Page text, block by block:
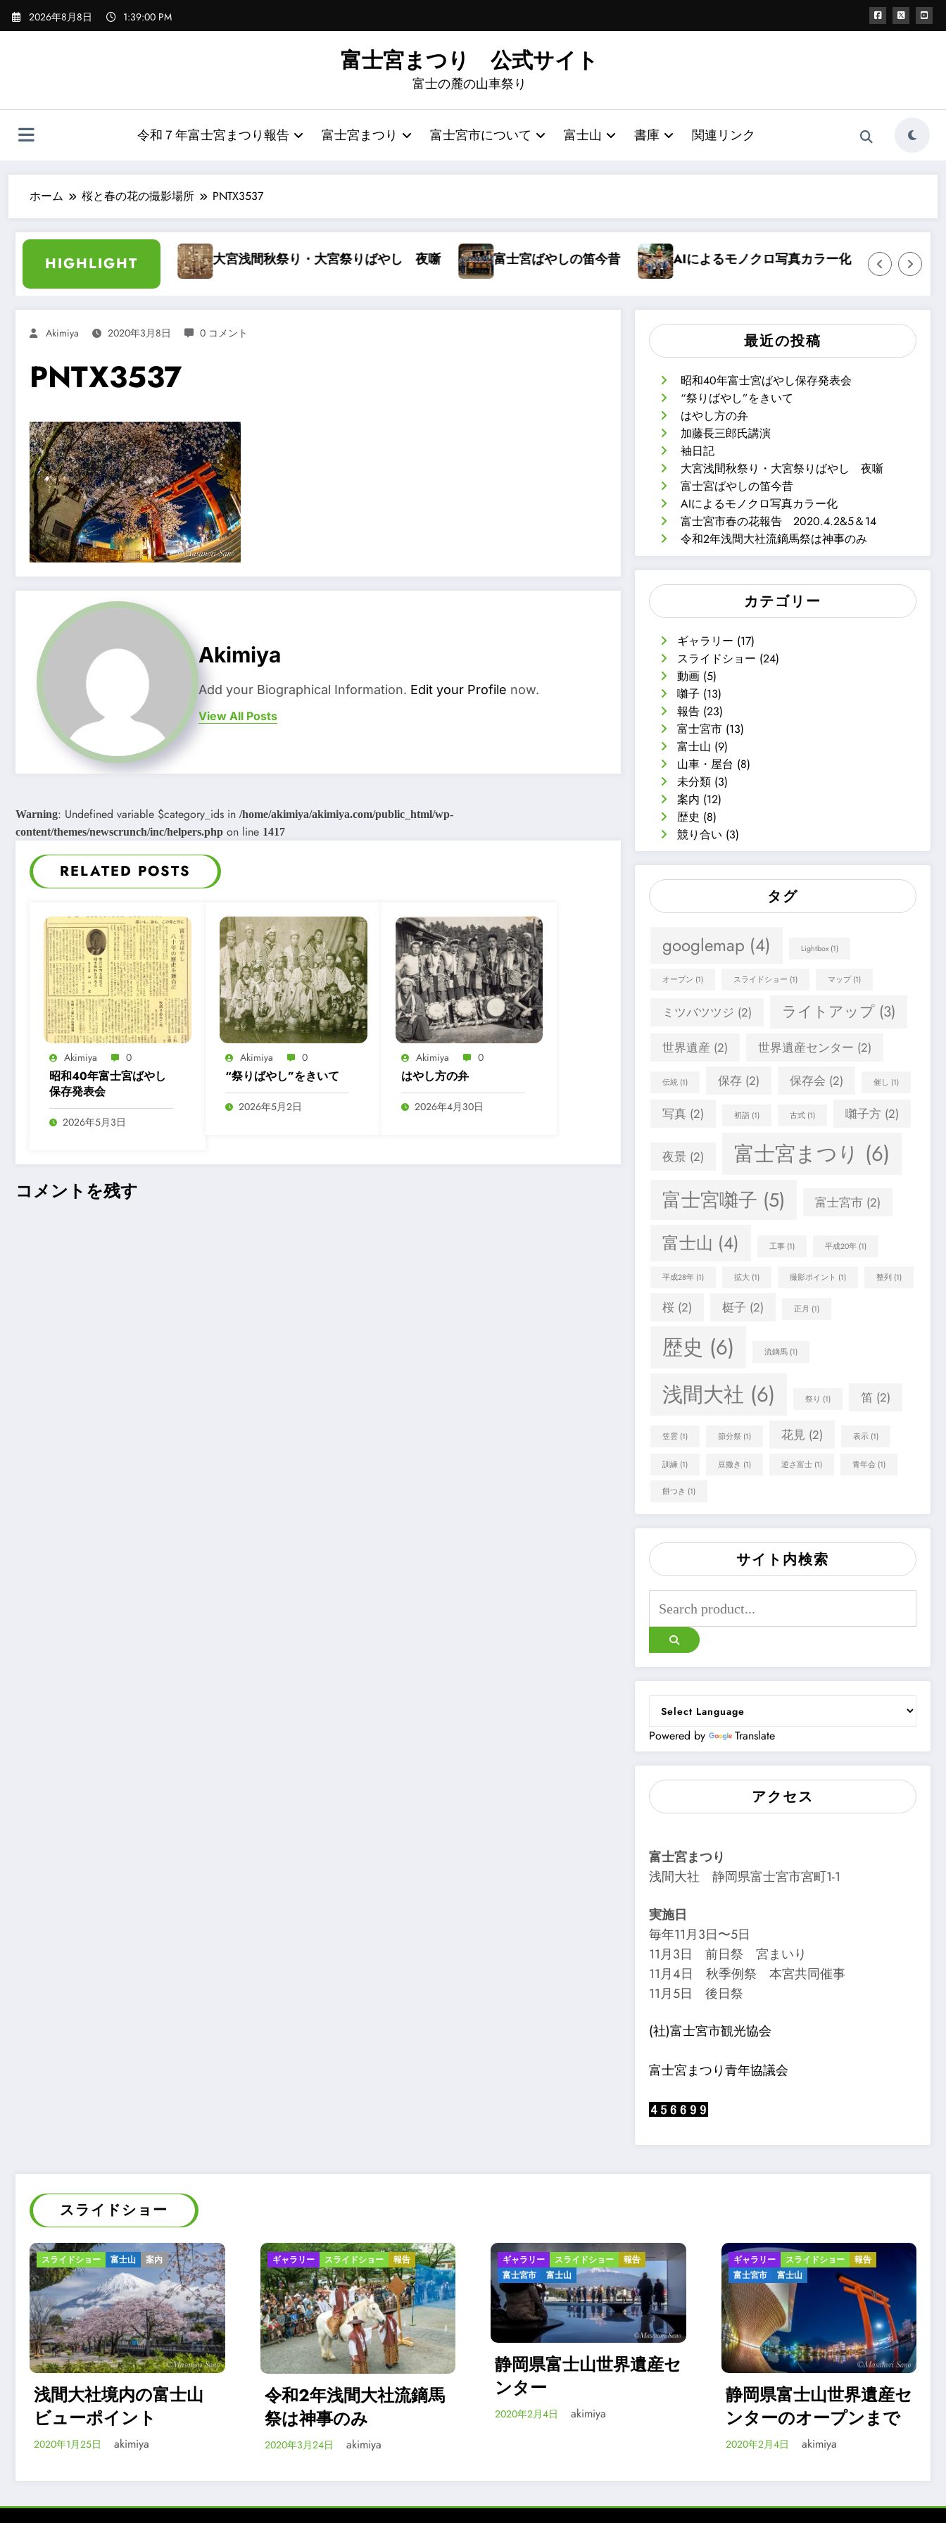
ス
2026年8月8日 1:39:01 PM
富士宮まつり 公式サイト
富士の麓の山車祭り
令和７年富士宮まつり報告 富士宮まつり 富士宮市について 富士山 書庫 関連リンク
ホーム 桜と春の花の撮影場所 PNTX3537
HIGHLIGHT
袖日記 大宮浅間秋祭り・大宮祭りばやし 夜噺 富士宮ばやしの笛今昔 AIによるモノクロ写真カラー化 昭和40年富士宮ばやし
Akimiya 2020年3月8日 0 コメント
PNTX3537
Akimiya
Add your Biographical Information. Edit your Profile now.
View All Posts
Warning: Undefined variable $category_ids in /home/akimiya/akimiya.com/public_html/wp-
content/themes/newscrunch/inc/helpers.php on line 1417
RELATED POSTS
Akimiya 0
昭和40年富士宮ばやし
保存発表会
2026年5月3日
Akimiya 0
“祭りばやし”をきいて
2026年5月2日
Akimiya 0
はやし方の弁
2026年4月30日
コメントを残す
最近の投稿
昭和40年富士宮ばやし保存発表会
“祭りばやし”をきいて
はやし方の弁
加藤長三郎氏講演
袖日記
大宮浅間秋祭り・大宮祭りばやし 夜噺
富士宮ばやしの笛今昔
AIによるモノクロ写真カラー化
富士宮市春の花報告 2020.4.2&5＆14
令和2年浅間大社流鏑馬祭は神事のみ
カテゴリー
ギャラリー (17)
スライドショー (24)
動画 (5)
囃子 (13)
報告 (23)
富士宮市 (13)
富士山 (9)
山車・屋台 (8)
未分類 (3)
案内 (12)
歴史 (8)
競り合い (3)
タグ
googlemap (4) Lightbox (1)
オープン (1) スライドショー (1) マップ(1)
ミツバツツジ (2) ライトアップ (3)
世界遺産 (2) 世界遺産センター (2)
伝統 (1) 保存 (2) 保存会 (2) 催し (1)
写真 (2) 初詣 (1) 古式 (1) 囃子方 (2)
夜景 (2) 富士宮まつり (6)
富士宮囃子 (5) 富士宮市 (2)
富士山 (4) 工事 (1) 平成20年 (1)
平成28年 (1) 拡大 (1) 撮影ポイント (1) 整列 (1)
桜 (2) 梃子 (2) 正月 (1)
歴史 (6) 流鏑馬 (1)
浅間大社 (6) 祭り (1) 笛 (2)
笠雲 (1) 節分祭 (1) 花見 (2) 表示 (1)
訓練 (1) 豆撒き (1) 逆さ富士 (1) 青年会 (1)
餅つき (1)
サイト内検索
Powered by Translate
アクセス
富士宮まつり
浅間大社 静岡県富士宮市宮町1-1
実施日
毎年11月3日〜5日
11月3日 前日祭 宮まいり
11月4日 秋季例祭 本宮共同催事
11月5日 後日祭
(社)富士宮市観光協会
富士宮まつり青年協議会
スライドショー
ギャラリー スライドショー 報告
令和2年浅間大社流鏑馬
祭は神事のみ
2020年3月24日 akimiya
ギャラリー スライドショー
報告
富士宮市
富士山
静岡県富士山世界遺産セ
ンター
2020年2月4日 akimiya
ギャラリー スライドショー
報告
富士宮市
富士山
静岡県富士山世界遺産セ
ンターのオープンまで
ギャラリー スライドショー
浅間大社節分祭 令和2
年2月3日
2020年2月3日 akimiya